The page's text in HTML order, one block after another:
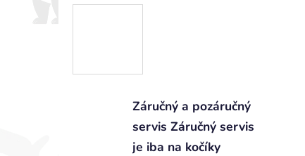
Záručný a pozáručný
servis Záručný servis
je iba na kočíky